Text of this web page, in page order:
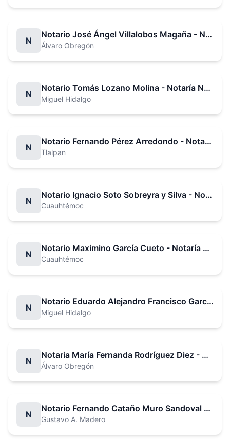
N
Notario José Ángel Villalobos Magaña - Notaría No. 9
Álvaro Obregón
N
Notario Tomás Lozano Molina - Notaría No. 10
Miguel Hidalgo
N
Notario Fernando Pérez Arredondo - Notaría No. 12
Tlalpan
N
Notario Ignacio Soto Sobreyra y Silva - Notaría No. 13
Cuauhtémoc
N
Notario Maximino García Cueto - Notaría No. 14
Cuauhtémoc
N
Notario Eduardo Alejandro Francisco García Villegas - Notaría No. 15
Miguel Hidalgo
N
Notaria María Fernanda Rodríguez Diez - Notaría No. 16
Álvaro Obregón
N
Notario Fernando Cataño Muro Sandoval - Notaría No. 17
Gustavo A. Madero